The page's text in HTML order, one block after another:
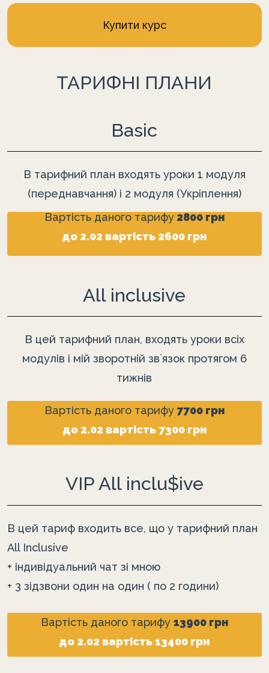
Купити курс
ТАРИФНІ ПЛАНИ
Basic
В тарифний план входять уроки 1 модуля
(переднавчання) і 2 модуля (Укріплення)
All inclusive
В цей тарифний план, входять уроки всіх
модулів і мій зворотній звʼязок протягом 6
тижнів
Вартість даного тарифу2800 грн
до 2.02 вартість 2600 грн
Вартість даного тарифу7700 грн
до 2.02 вартість 7300 грн
VIP All inclu$ive
В цей тариф входить все, що у тарифний план
All Inclusive
+ індивідуальний чат зі мною
+ 3 зідзвони один на один ( по 2 години)
Вартість даного тарифу 13900 грн
до 2.02 вартість 13400 грн